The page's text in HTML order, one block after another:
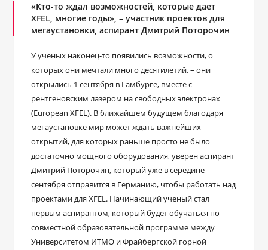
«Кто-то ждал возможностей, которые дает
XFEL, многие годы», – участник проектов для
мегаустановки, аспирант Дмитрий Поторочин
У ученых наконец-то появились возможности, о
которых они мечтали много десятилетий, – они
открылись 1 сентября в Гамбурге, вместе с
рентгеновским лазером на свободных электронах
(European XFEL). В ближайшем будущем благодаря
мегаустановке мир может ждать важнейших
открытий, для которых раньше просто не было
достаточно мощного оборудования, уверен аспирант
Дмитрий Поторочин, который уже в середине
сентября отправится в Германию, чтобы работать над
проектами для XFEL. Начинающий ученый стал
первым аспирантом, который будет обучаться по
совместной образовательной программе между
Университетом ИТМО и Фрайбергской горной